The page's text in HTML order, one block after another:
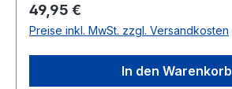
Regulärer Preis:
49,95 €
Preise inkl. MwSt. zzgl. Versandkosten
In den Warenkorb